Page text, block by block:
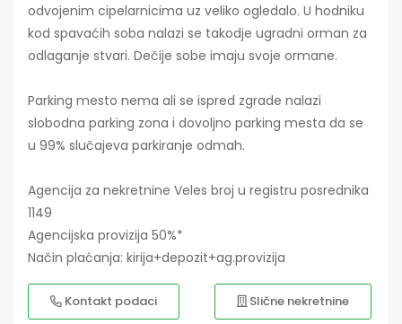
odvojenim cipelarnicima uz veliko ogledalo. U hodniku
kod spavaćih soba nalazi se takodje ugradni orman za
odlaganje stvari. Dečije sobe imaju svoje ormane.
Parking mesto nema ali se ispred zgrade nalazi
slobodna parking zona i dovoljno parking mesta da se
u 99% slučajeva parkiranje odmah.
Agencija za nekretnine Veles broj u registru posrednika
1149
Agencijska provizija 50%*
Način plaćanja: kirija+depozit+ag.provizija
Kontakt podaci Slične nekretnine